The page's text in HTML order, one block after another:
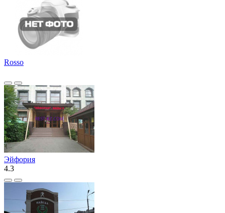
Rosso
Эйфория
4.3